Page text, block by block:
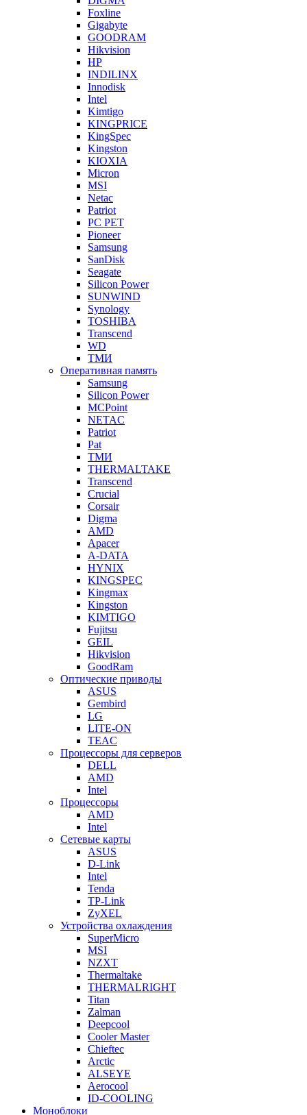
Foxline
Gigabyte
GOODRAM
Hikvision
HP
INDILINX
Innodisk
Intel
Kimtigo
KINGPRICE
KingSpec
Kingston
KIOXIA
Micron
MSI
Netac
Patriot
PC PET
Pioneer
Samsung
SanDisk
Seagate
Silicon Power
SUNWIND
Synology
TOSHIBA
Transcend
WD
ТМИ
Оперативная память
Samsung
Silicon Power
MCPoint
NETAC
Patriot
Pat
ТМИ
THERMALTAKE
Transcend
Crucial
Corsair
Digma
AMD
Apacer
A-DATA
HYNIX
KINGSPEC
Kingmax
Kingston
KIMTIGO
Fujitsu
GEIL
Hikvision
GoodRam
Оптические приводы
ASUS
Gembird
LG
LITE-ON
TEAC
Процессоры для серверов
DELL
AMD
Intel
Процессоры
AMD
Intel
Сетевые карты
ASUS
D-Link
Intel
Tenda
TP-Link
ZyXEL
Устройства охлаждения
SuperMicro
MSI
NZXT
Thermaltake
THERMALRIGHT
Titan
Zalman
Deepcool
Cooler Master
Chieftec
Arctic
ALSEYE
Aerocool
ID-COOLING
Моноблоки